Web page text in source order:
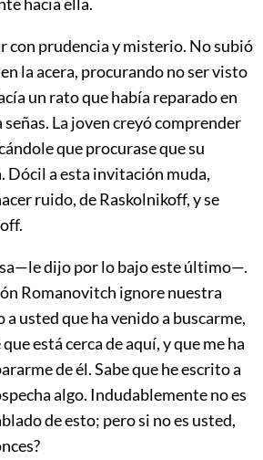
con prudencia y misterio. No subió
la acera, procurando no ser visto
un rato que había reparado en
señas. La joven creyó comprender
que procurase que su
Dócil a esta invitación muda,
ruido, de Raskolnikoff, y se
dijo por lo bajo este último—.
Romanovitch ignore nuestra
usted que ha venido a buscarme,
está cerca de aquí, y que me ha
de él. Sabe que he escrito a
algo. Indudablemente no es
de esto; pero si no es usted,